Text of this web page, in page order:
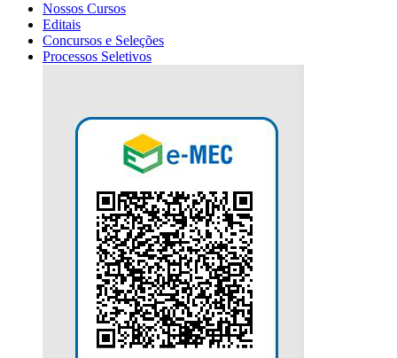
Nossos Cursos
Editais
Concursos e Seleções
Processos Seletivos